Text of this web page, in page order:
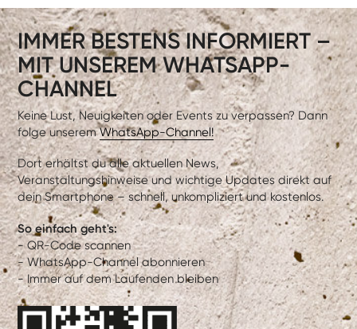
IMMER BESTENS INFORMIERT –
MIT UNSEREM WHATSAPP-
CHANNEL
Keine Lust, Neuigkeiten oder Events zu verpassen? Dann
folge unseremWhatsApp-Channel!
Dort erhältst du alle aktuellen News,
Veranstaltungshinweise und wichtige Updates direkt auf
dein Smartphone – schnell, unkompliziert und kostenlos.
So einfach geht's:
- QR-Code scannen
- WhatsApp-Channel abonnieren
- Immer auf dem Laufenden bleiben